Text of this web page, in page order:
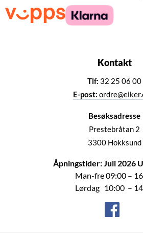
Kontakt
Tlf: 32 25 06 00
E-post:
Besøksadresse
Prestebråtan 2
3300 Hokksund
Åpningstider: Juli 2026
Man-fre 09:00 –
Lørdag 10:00 –